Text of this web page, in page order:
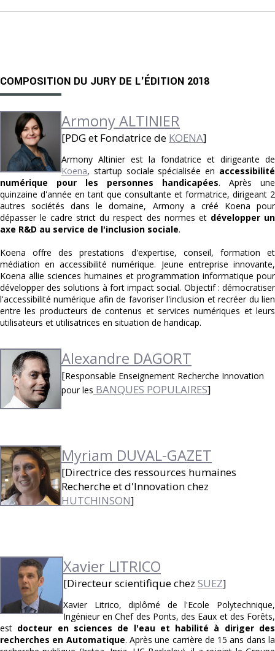
COMPOSITION DU JURY DE L'ÉDITION 2018
Armony ALTINIER
[PDG et Fondatrice de KOENA]
Armony Altinier est la fondatrice et dirigeante de
Koena, startup sociale spécialisée en accessibilité
numérique pour les personnes handicapées. Après une
quinzaine d'année en tant que consultante et formatrice, dirigeant 2
autres sociétés dans le domaine, Armony a créé Koena pour
dépasser le cadre strict du respect des normes et développer un
axe R&D au service de l'inclusion sociale.
Koena offre des prestations d'expertise, conseil, formation et
médiation en accessibilité numérique. Jeune entreprise innovante,
Koena allie sciences humaines et programmation informatique pour
développer des solutions à fort impact social. Objectif : démocratiser
l'accessibilité numérique afin de favoriser l'inclusion et recréer du lien
entre les producteurs de contenus et services numériques et leurs
utilisateurs et utilisatrices en situation de handicap.
Alexandre DAGORT
[Responsable Enseignement Recherche Innovation
pour les BANQUES POPULAIRES]
Myriam DUVAL-GAZET
[Directrice des ressources humaines
Recherche et d'Innovation chez
HUTCHINSON]
Xavier LITRICO
[Directeur scientifique chez SUEZ]
Xavier Litrico, diplômé de l'Ecole Polytechnique,
Ingénieur en Chef des Ponts, des Eaux et des Forêts,
est docteur en sciences de l'eau et habilité à diriger des
recherches en Automatique. Après une carrière de 15 ans dans la